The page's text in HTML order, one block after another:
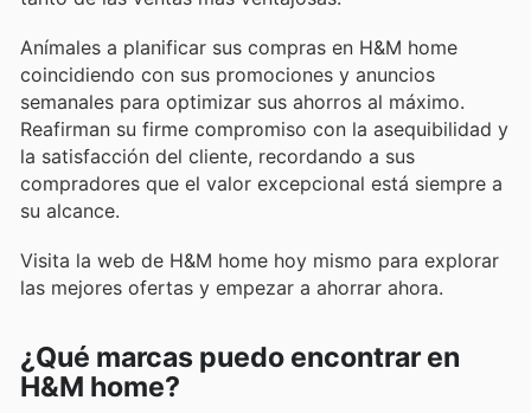
Anímales a planificar sus compras en H&M home
coincidiendo con sus promociones y anuncios
semanales para optimizar sus ahorros al máximo.
Reafirman su firme compromiso con la asequibilidad y
la satisfacción del cliente, recordando a sus
compradores que el valor excepcional está siempre a
su alcance.
Visita la web de H&M home hoy mismo para explorar
las mejores ofertas y empezar a ahorrar ahora.
¿Qué marcas puedo encontrar en
H&M home?